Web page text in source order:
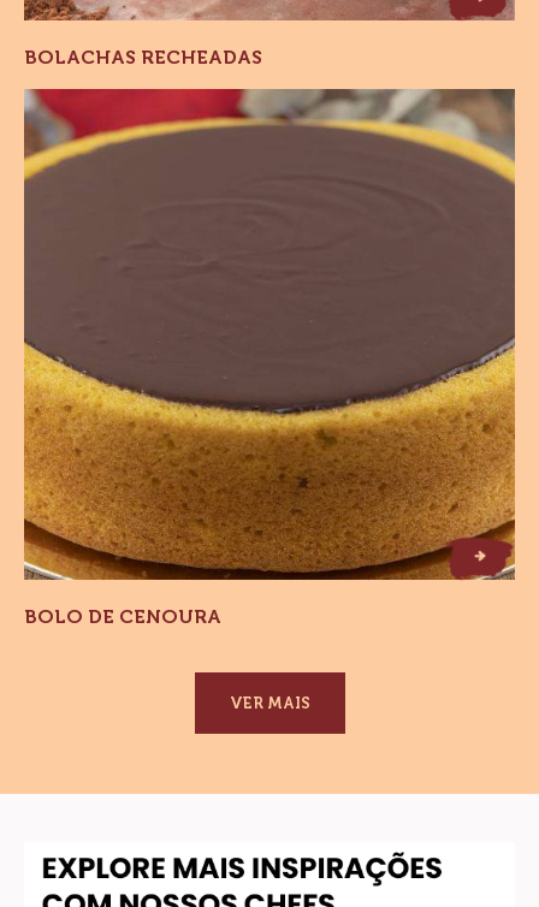
BOLACHAS RECHEADAS
B
o
lo
d
e
C
e
n
o
u
r
a
BOLO DE CENOURA
Bolo
de
Cenoura
VER MAIS